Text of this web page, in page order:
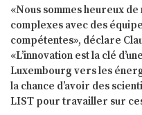
«Nous sommes heureux
complexes avec des
compétentes», déclare
«L’innovation est la clé
Luxembourg vers les
la chance d’avoir des
LIST pour travailler sur